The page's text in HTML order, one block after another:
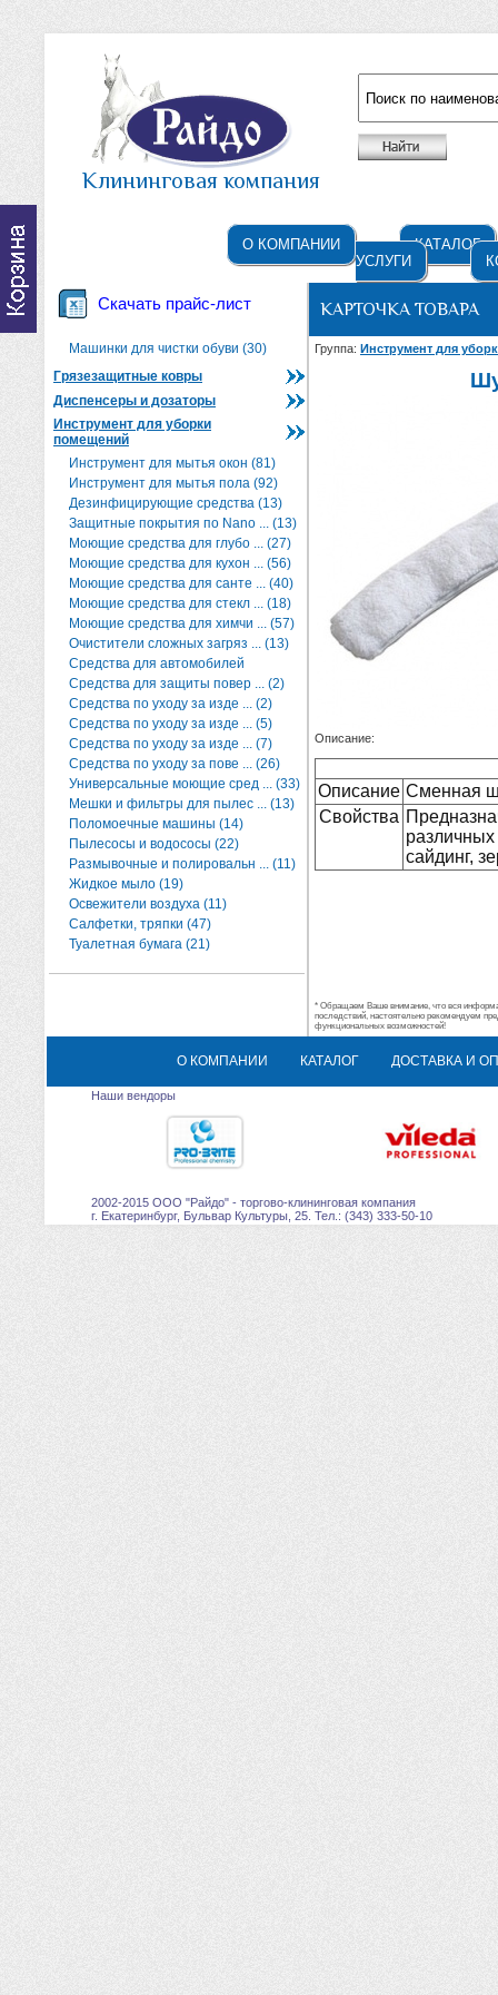
Клининговая компания
О КОМПАНИИ
КАТАЛОГ
УСЛУГИ
Скачать прайс-лист
Машинки для чистки обуви (30)
Грязезащитные ковры
Диспенсеры и дозаторы
Инструмент для уборки
помещений
Инструмент для мытья окон (81)
Инструмент для мытья пола (92)
Дезинфицирующие средства (13)
Защитные покрытия по Nano ... (13)
Моющие средства для глубо ... (27)
Моющие средства для кухон ... (56)
Моющие средства для санте ... (40)
Моющие средства для стекл ... (18)
Моющие средства для химчи ... (57)
Очистители сложных загряз ... (13)
Средства для автомобилей
Средства для защиты повер ... (2)
Средства по уходу за изде ... (2)
Средства по уходу за изде ... (5)
Средства по уходу за изде ... (7)
Средства по уходу за пове ... (26)
Универсальные моющие сред ... (33)
Мешки и фильтры для пылес ... (13)
Поломоечные машины (14)
Пылесосы и водососы (22)
Размывочные и полировальн ... (11)
Жидкое мыло (19)
Освежители воздуха (11)
Салфетки, тряпки (47)
Туалетная бумага (21)
КАРТОЧКА ТОВАРА
Группа: Инструмент для
Описание:
Описание Сменная
Свойства
сайдинг,
* Обращаем Ваше внимание, что вся
последствий, настоятельно рекомендуем
функциональных возможностей!
О КОМПАНИИ КАТАЛОГ ДОСТАВКА И
Наши вендоры
2002-2015 ООО "Райдо" - торгово-клининговая компания
г. Екатеринбург, Бульвар Культуры, 25. Тел.: (343) 333-50-10